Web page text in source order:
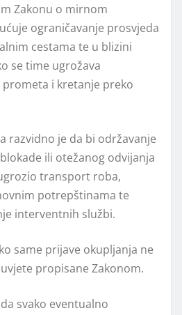
Zakonu o mirnom
ograničavanje prosvjeda
cestama te u blizini
se time ugrožava
i kretanje preko
razvidno je da bi održavanje
ili otežanog odvijanja
transport roba,
potrepštinama te
interventnih službi.
same prijave okupljanja ne
propisane Zakonom.
svako eventualno